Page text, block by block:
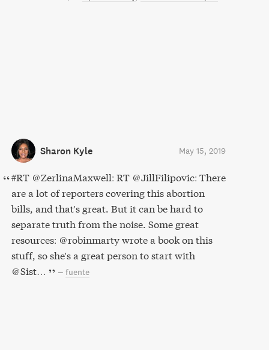
Sharon Kyle May 15, 2019
#RT @ZerlinaMaxwell: RT @JillFilipovic: There
are a lot of reporters covering this abortion
bills, and that's great. But it can be hard to
separate truth from the noise. Some great
resources: @robinmarty wrote a book on this
stuff, so she's a great person to start with
@Sist…
– fuente